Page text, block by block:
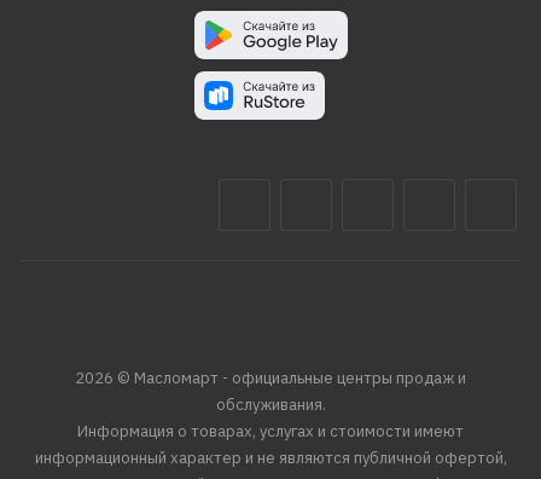
2026 © Масломарт - официальные центры продаж и
обслуживания.
Информация о товарах, услугах и стоимости имеют
информационный характер и не являются публичной офертой,